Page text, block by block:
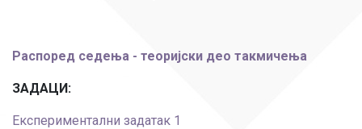
Распоред седења - теоријски део такмичења
ЗАДАЦИ:
Експериментални задатак 1